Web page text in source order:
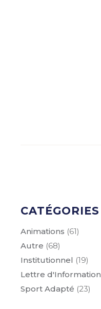
CATÉGORIES
Animations (61)
Autre (68)
Institutionnel (19)
Lettre d'Information
Sport Adapté (23)